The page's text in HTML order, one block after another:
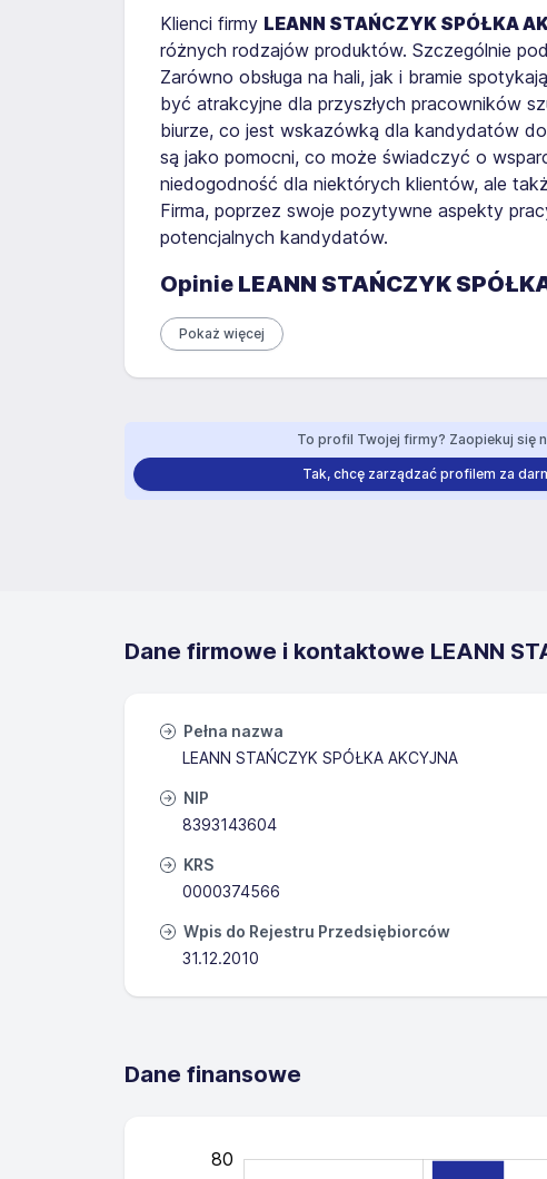
Klienci firmy LEANN STAŃCZYK SPÓŁKA
różnych rodzajów produktów. Szczególnie
Zarówno obsługa na hali, jak i bramie
być atrakcyjne dla przyszłych pracowników
biurze, co jest wskazówką dla kandydatów
są jako pomocni, co może świadczyć o
niedogodność dla niektórych klientów, ale
Firma, poprzez swoje pozytywne aspekty
potencjalnych kandydatów.
Opinie LEANN STAŃCZYK
Pokaż więcej
To profil Twojej firmy? Zaopiekuj się
Tak, chcę zarządzać profilem za
Dane firmowe i kontaktowe LEANN
Pełna nazwa
LEANN STAŃCZYK SPÓŁKA AKCYJNA
NIP
8393143604
KRS
0000374566
Wpis do Rejestru Przedsiębiorców
31.12.2010
Dane finansowe
80